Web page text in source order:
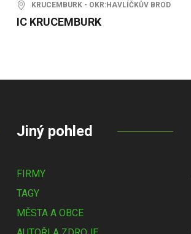
KRUCEMBURK - OKR:HAVLÍČKŮV BROD
IC KRUCEMBURK
Jiný pohled
FIRMY
TAGY
MĚSTA A OBCE